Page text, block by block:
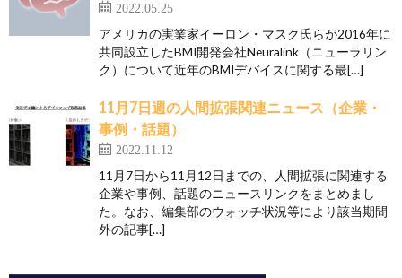
2022.05.25
アメリカの実業家イーロン・マスク氏らが2016年に
共同設立したBMI開発会社Neuralink（ニューラリン
ク）について近年のBMIデバイスに関する最[…]
11月7日週の人間拡張関連ニュース（企業・
事例・話題）
2022.11.12
11月7日から11月12日までの、人間拡張に関連する
企業や事例、話題のニュースリンクをまとめまし
た。なお、編集部のウォッチ状況等により該当期間
外の記事[…]